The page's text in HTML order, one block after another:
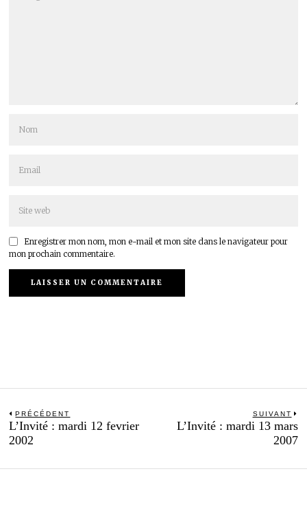
Enregistrer mon nom, mon e-mail et mon site dans le navigateur pour
mon prochain commentaire.
Navigation
de
l’article
PRÉCÉDENT
Previous
post:
L’Invité : mardi 12 fevrier
2002
SUIVANT
L’Invité : mardi 13 mars
2007